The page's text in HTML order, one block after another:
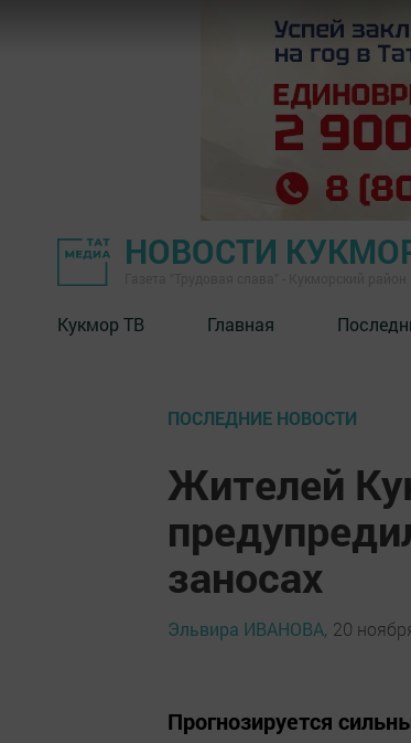
НОВОСТИ
Кукмор ТВ Главная
ПОСЛЕДНИЕ НОВОСТИ
Жителей
заносах
Эльвира ИВАНОВА, 20
Прогнозируется